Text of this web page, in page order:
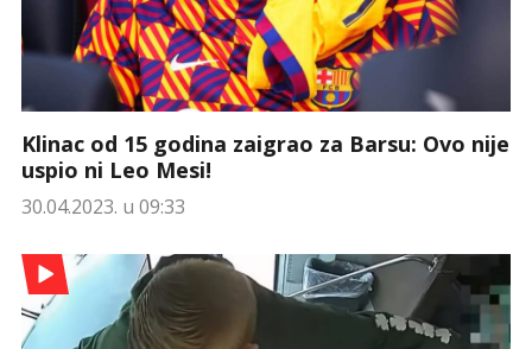
Klinac od 15 godina zaigrao za Barsu: Ovo nije
uspio ni Leo Mesi!
30.04.2023. u 09:33